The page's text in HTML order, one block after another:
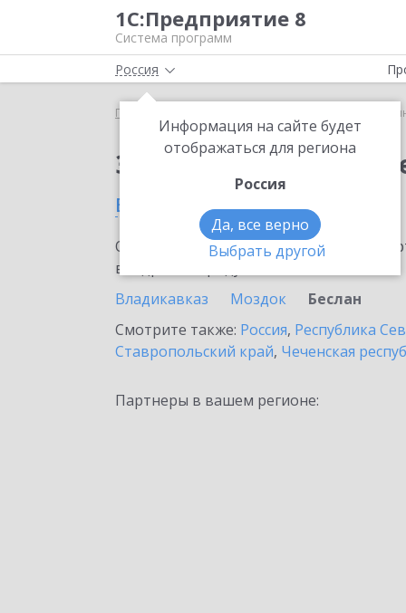
1С:Предприятие 8
Система программ
Россия
Информация на сайте будет
отображаться для региона
Россия
Да, все верно
Выбрать другой
Главная
Заказать 1С:Синтез
в Беслане
Ознакомьтесь с информационными
внедрение продукта.
Владикавказ
Моздок
Беслан
Смотрите также: Россия, Республика
Ставропольский край, Чеченская
Партнеры в вашем регионе: